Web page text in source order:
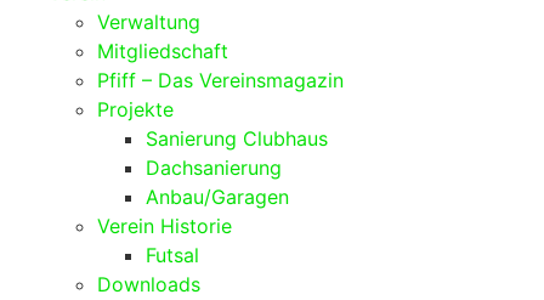
Verwaltung
Mitgliedschaft
Pfiff – Das Vereinsmagazin
Projekte
Sanierung Clubhaus
Dachsanierung
Anbau/Garagen
Verein Historie
Futsal
Downloads